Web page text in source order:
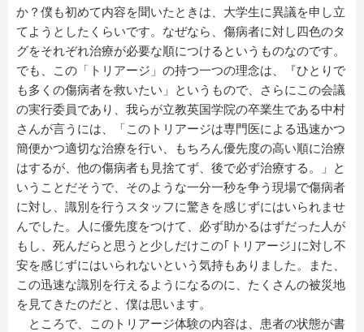
か？僕も初めて内容を聞いたときは、大学生に異議を申し立
てようとしたくらいです。なぜなら、傷病者に対し四色のタ
グをそれぞれ治療が必要な順につけるというものなのです。
でも、この「トリアージ」の持つ一つの理念は、『ひとりで
も多くの傷病者を救いたい」というもので、さらにこの会議
の実行委員であり、我らが立教英国学院の卒業生である中村
さんが言うには、「このトリアージは専門医による迅速かつ
簡便かつ適切な治療を行い、もちろん優先度の高い順に治療
はするが、他の傷病者も見捨てず、後で必ず治療する。」と
いうことだそうで、そのような一分一秒を争う現場で傷病者
に対し、識別を行うスタッフに驚きを感じずにはいられませ
んでした。人に優先度をつけて、必ず助かるはずだった人が
もし、死んだらと思うと少しだけこの｢トリアージ｣に対し不
安を感じずにはいられないという気持もありました。また、
この迅速な識別を行えるようになるのに、たくさんの被災地
を見てきたのだと、僕は思います。
ところで、このトリアージ体験の内容は、患者の状態が書